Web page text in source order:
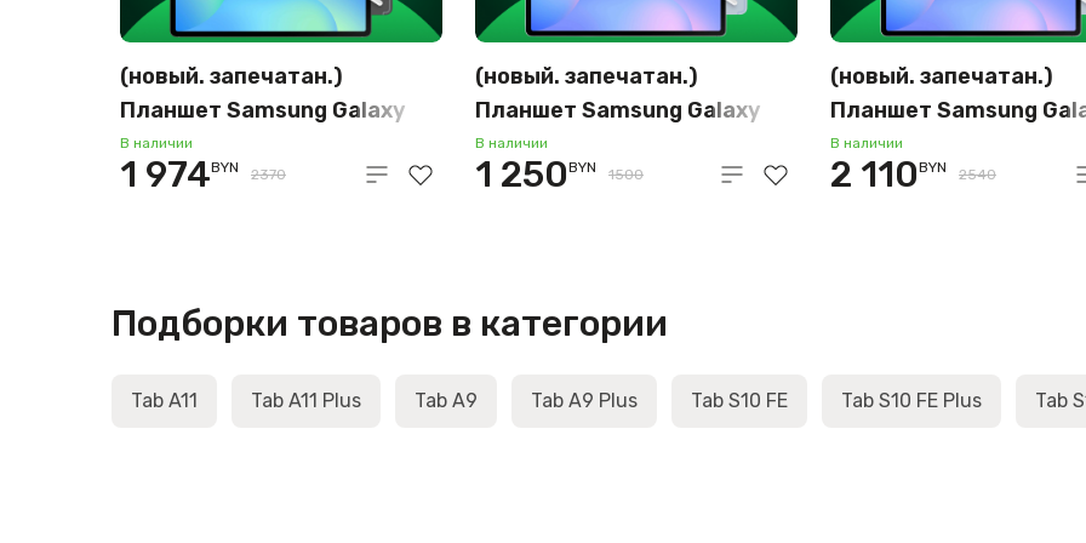
(новый. запечатан.)
Планшет Samsung Galaxy
Tab S10 FE 5G SM-X526
12GB/256GB (серый)
В наличии
1 974BYN 2370
(новый. запечатан.)
Планшет Samsung Galaxy
Tab S10 FE Wi-Fi SM-X520
8GB/128GB (голубой)
В наличии
1 250BYN 1500
(новый. запечатан.)
Планшет Samsung
Tab S10 FE 5G SM-X526
12GB/256GB (голубой)
В наличии
2 110BYN 2540
Подборки товаров в категории
Tab A11 Tab A11 Plus Tab A9 Tab A9 Plus Tab S10 FE Tab S10 FE Plus Tab